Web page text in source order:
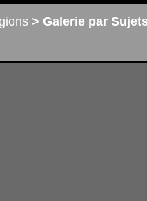
> Galerie par